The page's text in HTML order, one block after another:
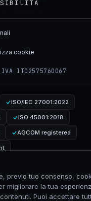
previo tuo consenso,
migliorare la tua
Puoi accettare
cookie
IT02575760067
ISO/IEC 27001:2022
ISO 45001:2018
AGCOM registered